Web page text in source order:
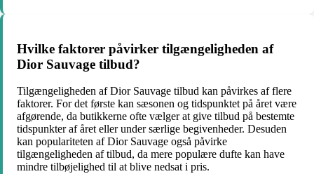
Hvilke faktorer påvirker tilgængeligheden af
Dior Sauvage tilbud?
Tilgængeligheden af Dior Sauvage tilbud kan påvirkes af flere
faktorer. For det første kan sæsonen og tidspunktet på året være
afgørende, da butikkerne ofte vælger at give tilbud på bestemte
tidspunkter af året eller under særlige begivenheder. Desuden
kan populariteten af Dior Sauvage også påvirke
tilgængeligheden af tilbud, da mere populære dufte kan have
mindre tilbøjelighed til at blive nedsat i pris.